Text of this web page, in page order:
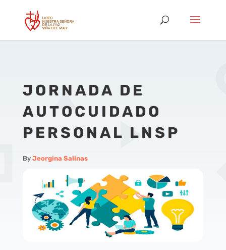
JORNADA DE
AUTOCUIDADO
PERSONAL LNSP
By Jeorgina Salinas